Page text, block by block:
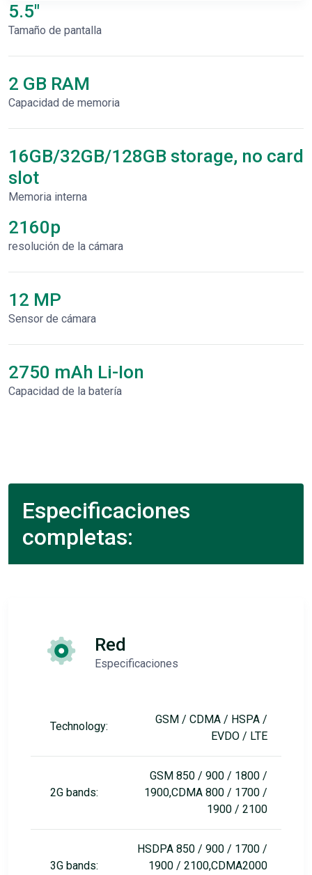
5.5"
Tamaño de pantalla
2 GB RAM
Capacidad de memoria
16GB/32GB/128GB storage, no card
slot
Memoria interna
2160p
resolución de la cámara
12 MP
Sensor de cámara
2750 mAh Li-Ion
Capacidad de la batería
Especificaciones
completas:
Red
Especificaciones
Technology:
GSM / CDMA / HSPA /
EVDO / LTE
2G bands:
GSM 850 / 900 / 1800 /
1900,CDMA 800 / 1700 /
1900 / 2100
3G bands:
HSDPA 850 / 900 / 1700 /
1900 / 2100,CDMA2000